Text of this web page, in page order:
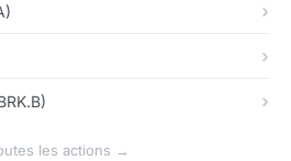
les actions →